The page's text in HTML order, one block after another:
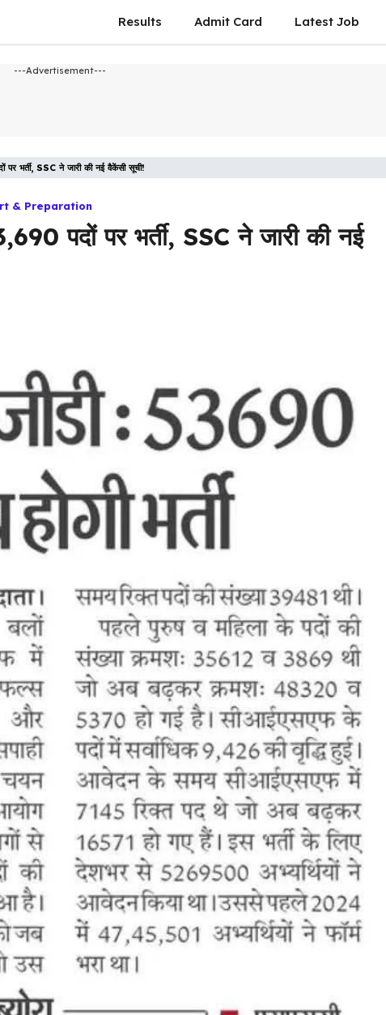
Results Admit Card Latest Job​
---Advertisement---
भर्ती, SSC ने जारी की नई वैकेंसी सूची!
& Preparation
पदों पर भर्ती, SSC ने जारी की नई